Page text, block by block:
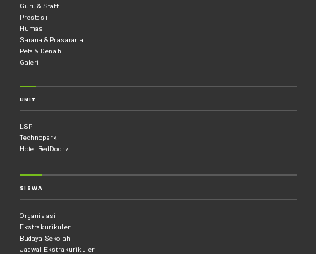
Guru & Staff
Prestasi
Humas
Sarana & Prasarana
Peta & Denah
Galeri
UNIT
LSP
Technopark
Hotel RedDoorz
SISWA
Organisasi
Ekstrakurikuler
Budaya Sekolah
Jadwal Ekstrakurikuler